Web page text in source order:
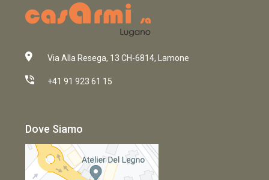
Via Alla Resega, 13 CH-6814, Lamone
+41 91 923 61 15
Dove Siamo